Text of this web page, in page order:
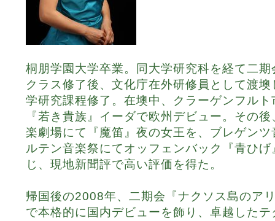
桐朋学園大学卒業。同大学研究科を経て二
クラス修了後、文化庁在外研修員として渡
学研究課程修了。在墺中、クラーゲンフル
『若き貴族』イーダで欧州デビュー。その
楽劇場にて『魔笛』夜の女王を、ブレゲン
ルテン音楽祭にてオッフェンバック『青ひ
じ、現地新聞評で高い評価を得た。
帰国後の2008年、二期会『ナクソス島のア
で本格的に国内デビューを飾り、卓越した